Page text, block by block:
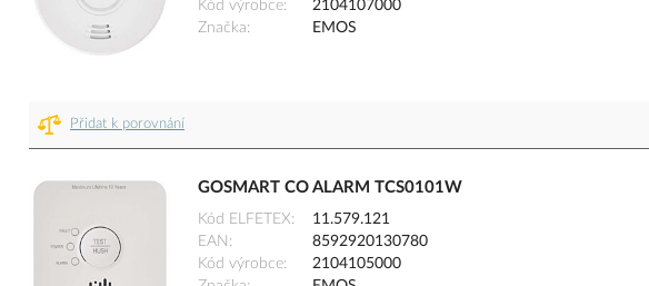
Kód výrobce
2104107000
Značka
EMOS
Přidat k porovnání
GOSMART CO ALARM TCS0101W
Kód ELFETEX
11.579.121
EAN
8592920130780
Kód výrobce
2104105000